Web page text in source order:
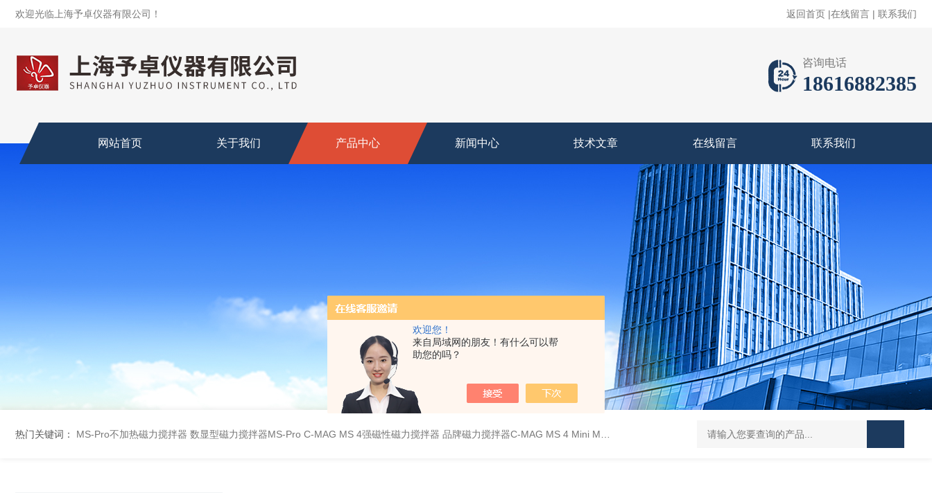
欢迎您！
来自局域网的朋友！有什么可以帮
助您的吗？
欢迎光临上海予卓仪器有限公司！ 返回首页 |在线留言 | 联系我们
咨询电话
18616882385
网站首页 关于我们 产品中心 新闻中心 技术文章 在线留言 联系我们
热门关键词： MS-Pro不加热磁力搅拌器 数显型磁力搅拌器MS-Pro C-MAG MS 4强磁性磁力搅拌器 品牌磁力搅拌器C-MAG MS 4 Mini MR standard IKA磁力搅拌器 Mini MR standard IKAMAG磁力搅拌器